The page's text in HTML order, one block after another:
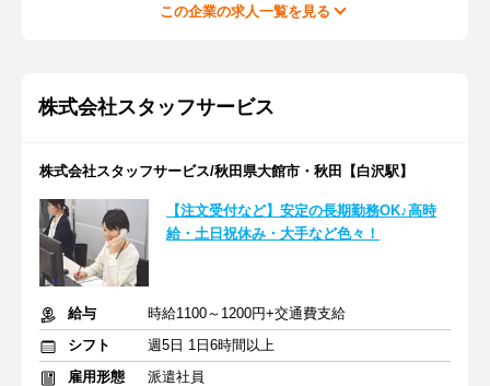
この企業の求人一覧を見る
株式会社スタッフサービス
株式会社スタッフサービス/秋田県大館市・秋田【白沢駅】
【注文受付など】安定の長期勤務OK♪高時
給・土日祝休み・大手など色々！
給与
時給1100～1200円+交通費支給
シフト
週5日 1日6時間以上
雇用形態
派遣社員